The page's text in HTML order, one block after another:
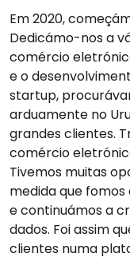
Em 2020,
Dedicámo-nos a
comércio
e o
startup,
arduamente no
grandes clientes.
comércio
Tivemos muitas
medida que
e continuámos a
dados. Foi assim
clientes numa